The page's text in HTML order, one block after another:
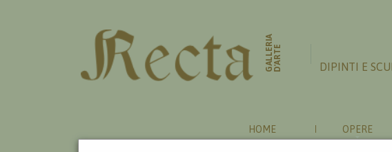
GALLERIAD'ARTE DIPINTI E
HOME OPERE